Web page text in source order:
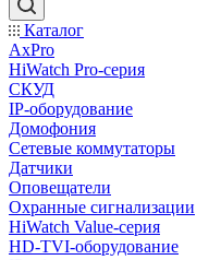
Каталог
AxPro
HiWatch Pro-серия
CКУД
IP-оборудование
Домофония
Сетевые коммутаторы
Датчики
Оповещатели
Охранные сигнализации
HiWatch Value-серия
HD-TVI-оборудование